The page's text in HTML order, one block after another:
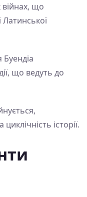
війнах, що
Латинської
що ведуть до
історії.